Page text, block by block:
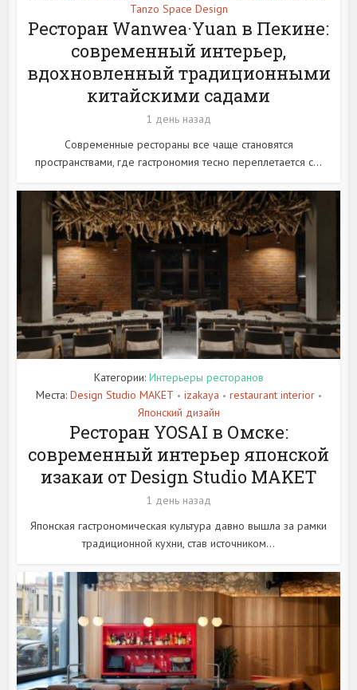
Tanzo Space Design
Ресторан Wanwea·Yuan в Пекине:
современный интерьер,
вдохновленный традиционными
китайскими садами
1 день назад
Современные рестораны все чаще становятся
пространствами, где гастрономия тесно переплетается с...
Категории: Интерьеры ресторанов
Места: Design Studio MAKET • izakaya • restaurant interior •
Японский дизайн
Ресторан YOSAI в Омске:
современный интерьер японской
изакаи от Design Studio MAKET
1 день назад
Японская гастрономическая культура давно вышла за рамки
традиционной кухни, став источником...